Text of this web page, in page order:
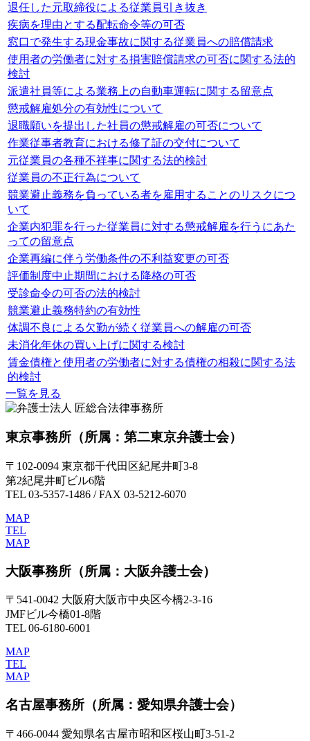
退任した元取締役による従業員引き抜き
疾病を理由とする配転命令等の可否
窓口で発生する現金事故に関する従業員への賠償請求
使用者の労働者に対する損害賠償請求の可否に関する法的
検討
派遣社員等による業務上の自動車運転に関する留意点
懲戒解雇処分の有効性について
退職願いを提出した社員の懲戒解雇の可否について
作業従事者教育における修了証の交付について
元従業員の各種不祥事に関する法的検討
従業員の不正行為について
競業避止義務を負っている者を雇用することのリスクにつ
いて
企業内犯罪を行った従業員に対する懲戒解雇を行うにあた
っての留意点
企業再編に伴う労働条件の不利益変更の可否
評価制度中止期間における降格の可否
受診命令の可否の法的検討
競業避止義務特約の有効性
体調不良による欠勤が続く従業員への解雇の可否
未消化年休の買い上げに関する検討
賃金債権と使用者の労働者に対する債権の相殺に関する法
的検討
一覧を見る
東京事務所 （所属：第二東京弁護士会）
〒102-0094 東京都千代田区紀尾井町3-8
第2紀尾井町ビル6階
TEL 03-5357-1486 / FAX 03-5212-6070
MAP
TEL
MAP
大阪事務所 （所属：大阪弁護士会）
〒541-0042 大阪府大阪市中央区今橋2-3-16
JMFビル今橋01-8階
TEL 06-6180-6001
MAP
TEL
MAP
名古屋事務所 （所属：愛知県弁護士会）
〒466-0044 愛知県名古屋市昭和区桜山町3-51-2